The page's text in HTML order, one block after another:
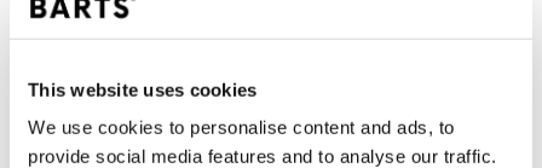
This website uses cookies
We use cookies to personalise content and ads, to
provide social media features and to analyse our traffic.